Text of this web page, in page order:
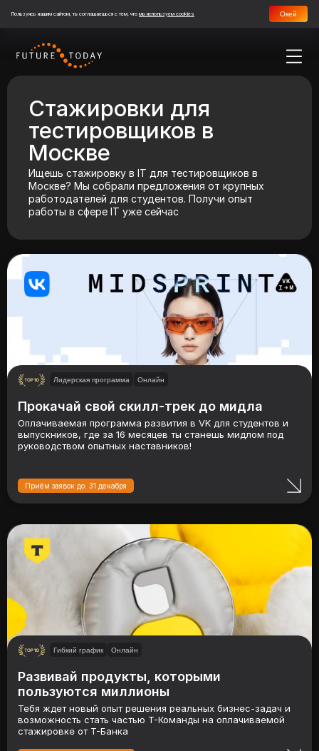
Пользуясь нашим сайтом, ты соглашаешься с тем, что мы используем cookies Окей
Стажировки для
тестировщиков в
Москве
Ищешь стажировку в IT для тестировщиков в
Москве? Мы собрали предложения от крупных
работодателей для студентов. Получи опыт
работы в сфере IT уже сейчас
Лидерская программа Онлайн
Прокачай свой скилл-трек до мидла
Оплачиваемая программа развития в VK для студентов и
выпускников, где за 16 месяцев ты станешь мидлом под
руководством опытных наставников!
Приём заявок до: 31 декабря
Гибкий график Онлайн
Развивай продукты, которыми
пользуются миллионы
Тебя ждет новый опыт решения реальных бизнес-задач и
возможность стать частью Т-Команды на оплачиваемой
стажировке от Т-Банка